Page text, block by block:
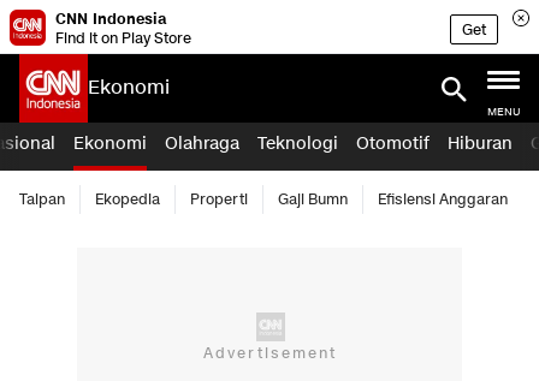
CNN Indonesia
Find it on Play Store
Get
Ekonomi
MENU
Ekonomi Olahraga Teknologi Otomotif Hiburan
Taipan Ekopedia Properti Gaji Bumn Efisiensi Anggaran